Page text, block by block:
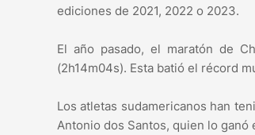
ediciones de 2021, 2022 o 2023.
El año pasado, el maratón de
(2h14m04s). Esta batió el récord
Los atletas sudamericanos han
Antonio dos Santos, quien lo ganó